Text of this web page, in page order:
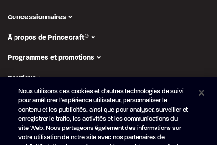
Concessionnaires
À propos de Princecraft®
Programmes et promotions
Boutique
SUIVEZ-NOUS
Abonnez-vous à l'infolettre
Obtenez en primeur nosnouveautés et promotions
Nous utilisons des cookies et d'autres technologies de suivi
pour améliorer l'expérience utilisateur, personnaliser le
contenu et les publicités, ainsi que pour analyser, surveiller et
enregistrer le trafic, les activités et les communications du
site Web. Nous partageons également des informations sur
votre utilisation de notre site avec nos partenaires de